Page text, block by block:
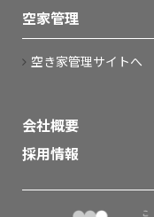
空家管理
空き家管理サイトへ
会社概要
採用情報